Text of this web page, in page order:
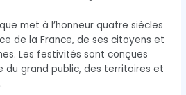
met à l’honneur quatre siècles
de la France, de ses citoyens et
Les festivités sont conçues
du grand public, des territoires et